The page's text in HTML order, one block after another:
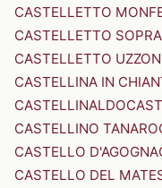
CASTELLETTO
CASTELLETTO
CASTELLETTO
CASTELLINA IN
CASTELLINALDO
CASTELLINO TANARO
CASTELLO D'AGOGNA
CASTELLO DEL